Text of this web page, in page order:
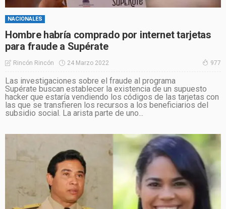
NACIONALES
Hombre habría comprado por internet tarjetas
para fraude a Supérate
Rincón Rincón 24 Marzo 2022 977
Las investigaciones sobre el fraude al programa
Supérate buscan establecer la existencia de un supuesto
hacker que estaría vendiendo los códigos de las tarjetas con
las que se transfieren los recursos a los beneficiarios del
subsidio social. La arista parte de uno...